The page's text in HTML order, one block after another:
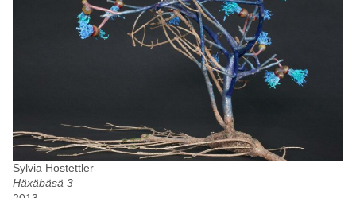
Sylvia Hostettler
Häxäbäsä 3